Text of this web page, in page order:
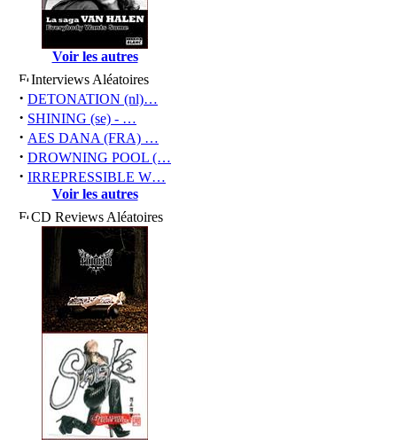
Voir les autres
Interviews Aléatoires
· DETONATION (nl)…
· SHINING (se) - …
· AES DANA (FRA) …
· DROWNING POOL (…
· IRREPRESSIBLE W…
Voir les autres
CD Reviews Aléatoires